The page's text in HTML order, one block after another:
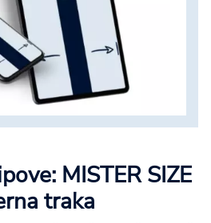
MISTER SIZE
traka